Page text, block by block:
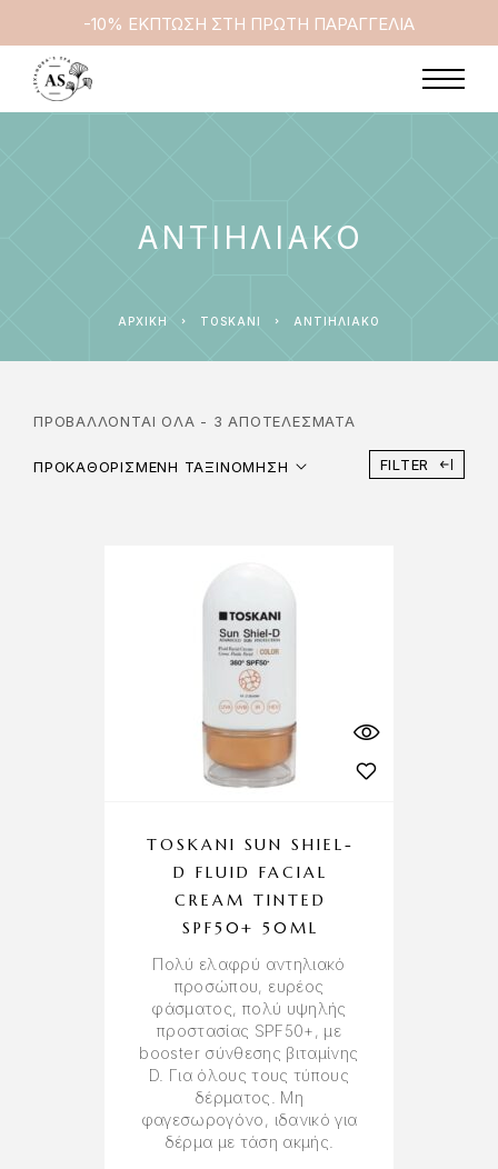
-10% ΕΚΠΤΩΣΗ ΣΤΗ ΠΡΩΤΗ ΠΑΡΑΓΓΕΛΙΑ
ΑΝΤΙΗΛΙΑΚΟ
ΑΡΧΙΚΉ TOSKANI ΑΝΤΙΗΛΙΑΚΟ
ΠΡΟΒΆΛΛΟΝΤΑΙ ΌΛΑ - 3 ΑΠΟΤΕΛΈΣΜΑΤΑ
ΠΡΟΚΑΘΟΡΙΣΜΈΝΗ ΤΑΞΙΝΌΜΗΣΗ FILTER
TOSKANI SUN SHIEL-
D FLUID FACIAL
CREAM TINTED
SPF50+ 50ML
Πολύ ελαφρύ αντηλιακό
προσώπου, ευρέος
φάσματος, πολύ υψηλής
προστασίας SPF50+, με
booster σύνθεσης βιταμίνης
D. Για όλους τους τύπους
δέρματος. Μη
φαγεσωρογόνο, ιδανικό για
δέρμα με τάση ακμής.